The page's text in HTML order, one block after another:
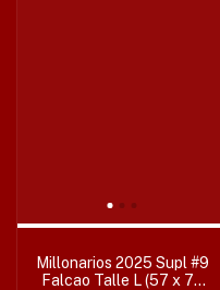
Millonarios 2025 Supl #9
Falcao Talle L (57 x 78